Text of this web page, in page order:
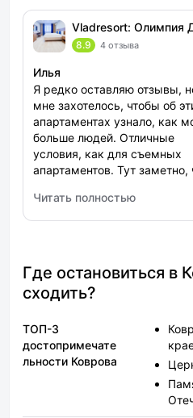
8.9 4 отзыва
Илья
Я редко оставляю отзывы,
мне захотелось, чтобы об
апартаментах узнало, как
больше людей. Отличные
условия, как для съемных
апартаментов. Тут заметно,
что за чистотой следят. Есть
свой кухонный уголок, что
семейства.
Читать полностью
: Vladresort: Олимпия Делюкс
Где остановиться в
сходить?
ТОП-3
достопримечате
льности Коврова